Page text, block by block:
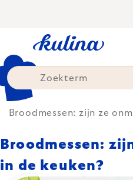
Broodmessen: zijn ze
Broodmessen:
in de keuken?